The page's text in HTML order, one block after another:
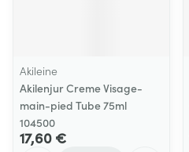
Akileine
Akilenjur Creme Visage-
main-pied Tube 75ml
104500
17,60 €